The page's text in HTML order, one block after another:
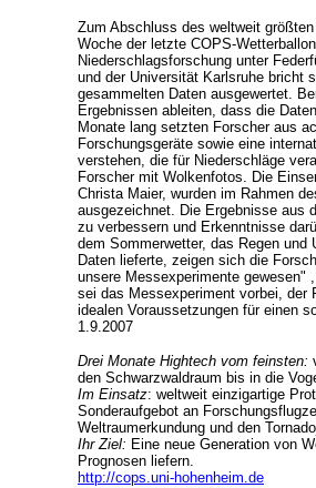
Zum Abschluss des weltweit
Woche der letzte COPS-
Niederschlagsforschung unter
und der Universität Karlsruhe bricht
gesammelten Daten ausgewertet.
Ergebnissen ableiten, dass die
Monate lang setzten Forscher aus
Forschungsgeräte sowie eine
verstehen, die für Niederschläge
Forscher mit Wolkenfotos. Die
Christa Maier, wurden im Rahmen
ausgezeichnet. Die Ergebnisse aus
zu verbessern und Erkenntnisse
dem Sommerwetter, das Regen
Daten lieferte, zeigen sich die
unsere Messexperimente
sei das Messexperiment vorbei, der
idealen Voraussetzungen für einen
1.9.2007
Drei Monate Hightech vom feinsten:
den Schwarzwaldraum bis in die
Im Einsatz: weltweit einzigartige
Sonderaufgebot an
Weltraumerkundung und den
Ihr Ziel: Eine neue Generation von
Prognosen liefern.
http://cops.uni-hohenheim.de